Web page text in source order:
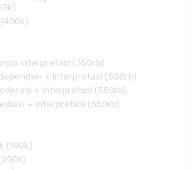
interpretasi (350rb)
+ Interpretasi (500rb)
+ Interpretasi (550rb)
+ interpretasi (550rb)
(100k)